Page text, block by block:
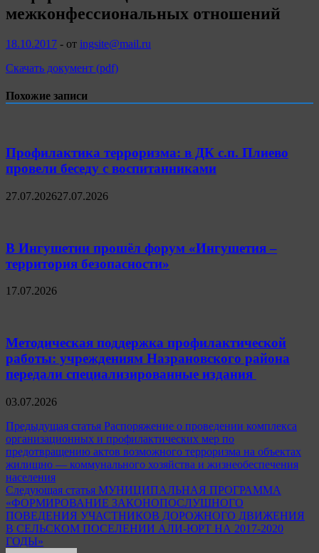
межконфессиональных отношений
18.10.2017 - от ingsite@mail.ru
Скачать документ (pdf)
Похожие записи
Профилактика терроризма: в ДК с.п. Плиево
провели беседу с воспитанниками
27.07.202627.07.2026
В Ингушетии прошёл форум «Ингушетия –
территория безопасности»
17.07.2026
Методическая поддержка профилактической
работы: учреждениям Назрановского района
передали специализированные издания
03.07.2026
Навигация
по
записям
Предыдущая статья Распоряжение о проведении комплекса
организационных и профилактических мер по
предотвращению актов возможного терроризма на объектах
жилищно — коммунального хозяйства и жизнеобеспечения
населения
Следующая статья МУНИЦИПАЛЬНАЯ ПРОГРАММА
«ФОРМИРОВАНИЕ ЗАКОНОПОСЛУШНОГО
ПОВЕДЕНИЯ УЧАСТНИКОВ ДОРОЖНОГО ДВИЖЕНИЯ
В СЕЛЬСКОМ ПОСЕЛЕНИИ АЛИ-ЮРТ НА 2017-2020
ГОДЫ»